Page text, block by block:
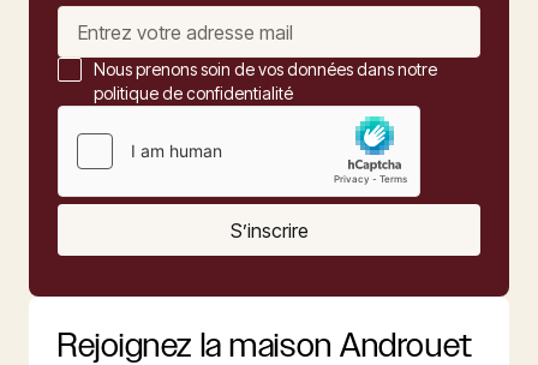
Nous prenons soin de vos données dans notre
politique de confidentialité
S’inscrire
Rejoignez la maison Androuet